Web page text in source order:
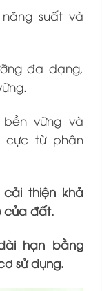
suất và
đa dạng,
vững và
cực từ phân
thiện khả
của đất.
hạn bằng
sử dụng.